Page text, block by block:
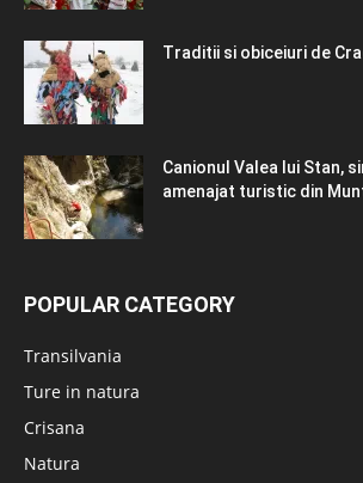
Traditii si obiceiuri de
Canionul Valea lui Stan,
amenajat turistic din
POPULAR CATEGORY
Transilvania
Ture in natura
Crisana
Natura